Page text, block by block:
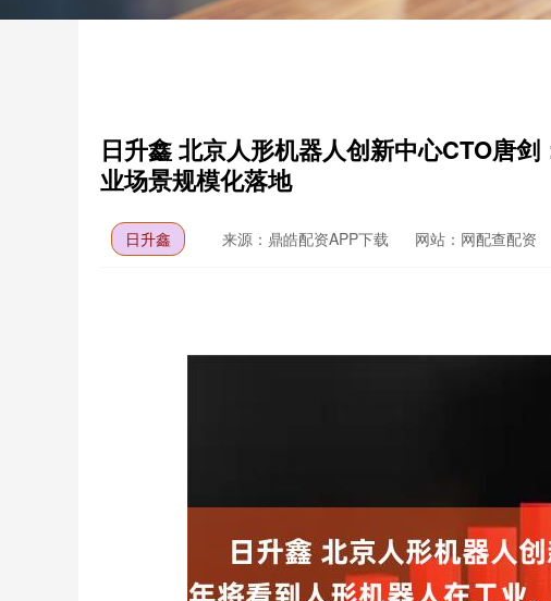
日升鑫 北京人形机器人创新中心CTO唐
业场景规模化落地
日升鑫 来源：鼎皓配资APP下载 网站：网配查配资